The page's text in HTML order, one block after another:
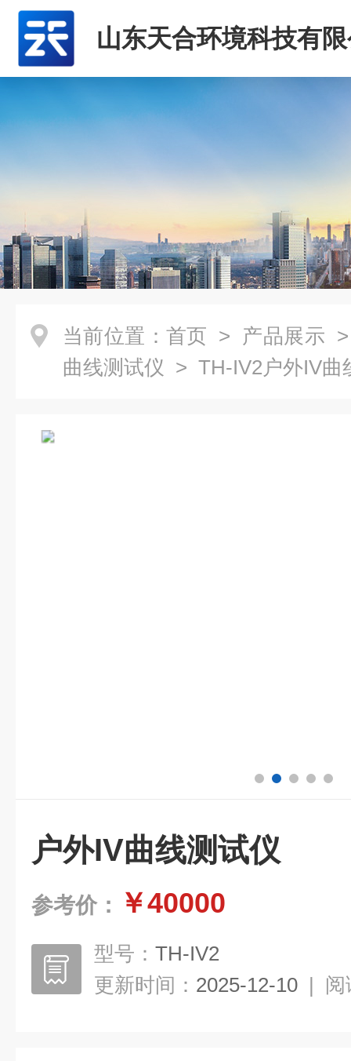
山东天合环境科技有
当前位置： 首页 > 产品展示
曲线测试仪 > TH-IV2户外IV曲
户外IV曲线测试仪
参考价： ￥40000
型号： TH-IV2
更新时间： 2025-12-10 | 阅